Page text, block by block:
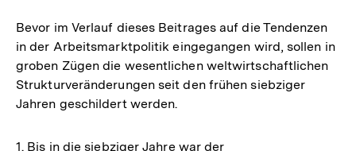
Bevor im Verlauf dieses Beitrages auf die Tendenzen
in der Arbeitsmarktpolitik eingegangen wird, sollen in
groben Zügen die wesentlichen weltwirtschaftlichen
Strukturveränderungen seit den frühen siebziger
Jahren geschildert werden.
1. Bis in die siebziger Jahre war der